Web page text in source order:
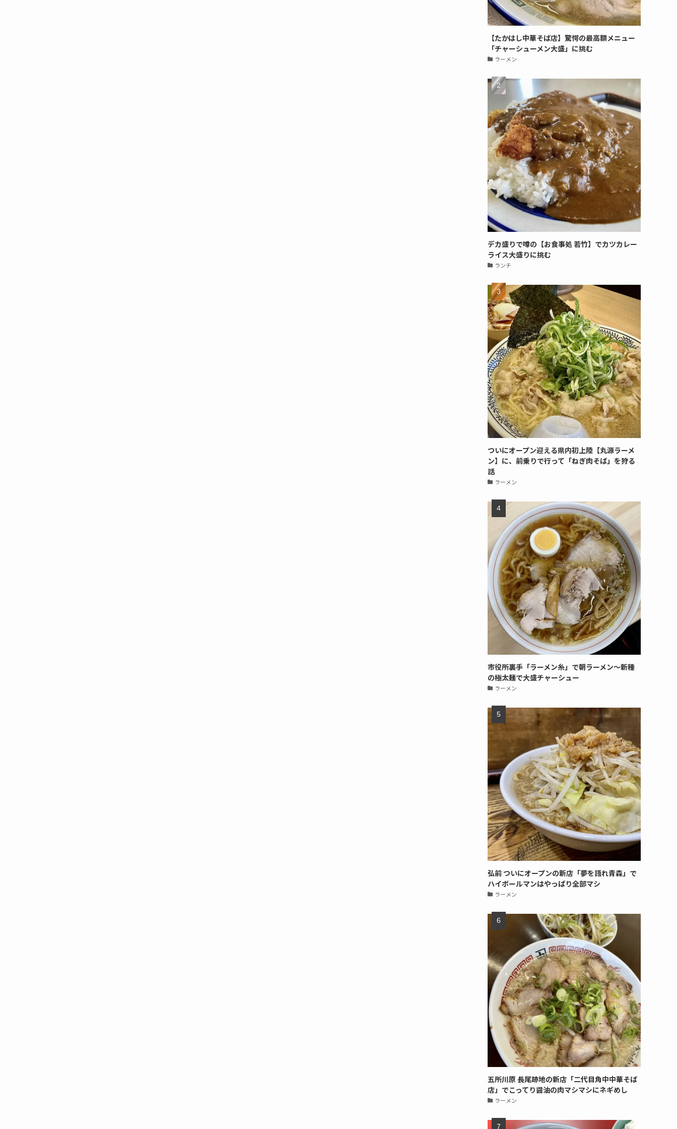
【たかはし中華そば店】驚愕の最高額メニュー
「チャーシューメン大盛」に挑む
ラーメン
デカ盛りで噂の【お食事処 若竹】でカツカレー
ライス大盛りに挑む
ランチ
ついにオープン迎える県内初上陸【丸源ラーメ
ン】に、前乗りで行って「ねぎ肉そば」を狩る
話
ラーメン
市役所裏手「ラーメン糸」で朝ラーメン〜新種
の極太麺で大盛チャーシュー
ラーメン
弘前 ついにオープンの新店「夢を語れ青森」で
ハイボールマンはやっぱり全部マシ
ラーメン
五所川原 長尾跡地の新店「二代目角中中華そば
店」でこってり醤油の肉マシマシにネギめし
ラーメン